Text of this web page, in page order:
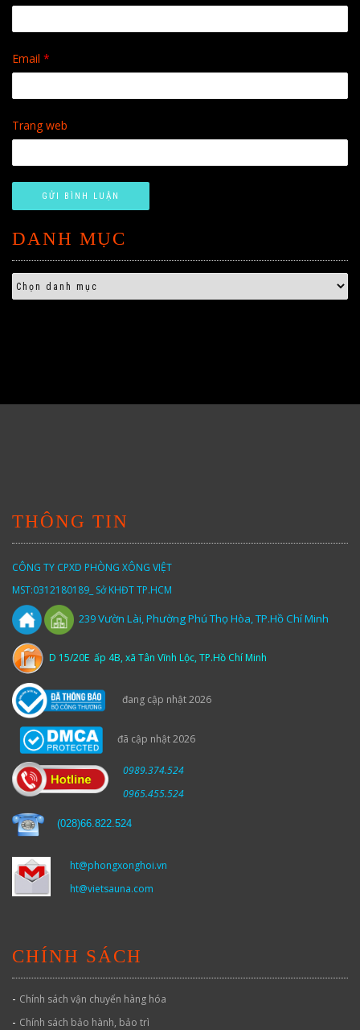
Email *
Trang web
DANH MỤC
THÔNG TIN
CÔNG TY CPXD PHÒNG XÔNG VIỆT
MST:0312180189_ Sở KHĐT TP.HCM
239Vườn Lài,Phường Phú Thọ Hòa, TP.Hồ Chí Minh
D 15/20E ấp 4B, xã Tân Vĩnh Lộc, TP.Hồ Chí Minh
đang cập nhật 2026
đã cập nhật 2026
0989.374.524
0965.455.524
(028)66.822.524
ht@phongxonghoi.vn
ht@vietsauna.com
CHÍNH SÁCH
- Chính sách vận chuyển hàng hóa
- Chính sách bảo hành, bảo trì